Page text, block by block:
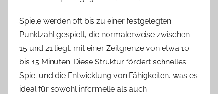
Spiele werden oft bis zu einer festgelegten
Punktzahl gespielt, die normalerweise zwischen
15 und 21 liegt, mit einer Zeitgrenze von etwa 10
bis 15 Minuten. Diese Struktur fördert schnelles
Spiel und die Entwicklung von Fähigkeiten, was es
ideal für sowohl informelle als auch